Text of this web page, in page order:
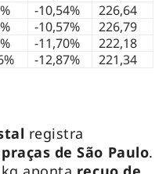
-10,54%
226,64
-10,57%
226,79
-11,70%
222,18
-12,87% 221,34
registra
de São Paulo.